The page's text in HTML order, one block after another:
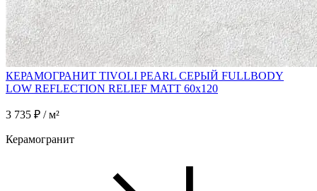
КЕРАМОГРАНИТ TIVOLI PEARL СЕРЫЙ FULLBODY
LOW REFLECTION RELIEF MATT 60x120
3 735 ₽ / м²
Керамогранит